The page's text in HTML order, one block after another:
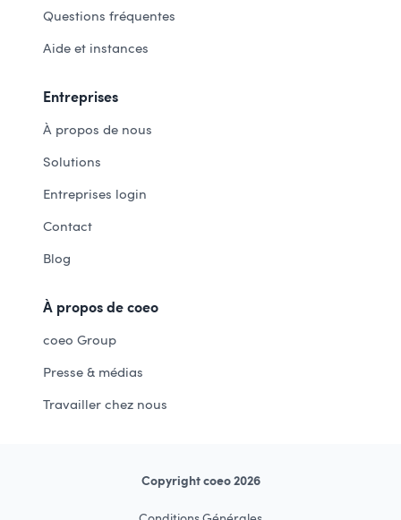
Questions fréquentes
Aide et instances
Entreprises
À propos de nous
Solutions
Entreprises login
Contact
Blog
À propos de coeo
coeo Group
Presse & médias
Travailler chez nous
Copyright coeo 2026